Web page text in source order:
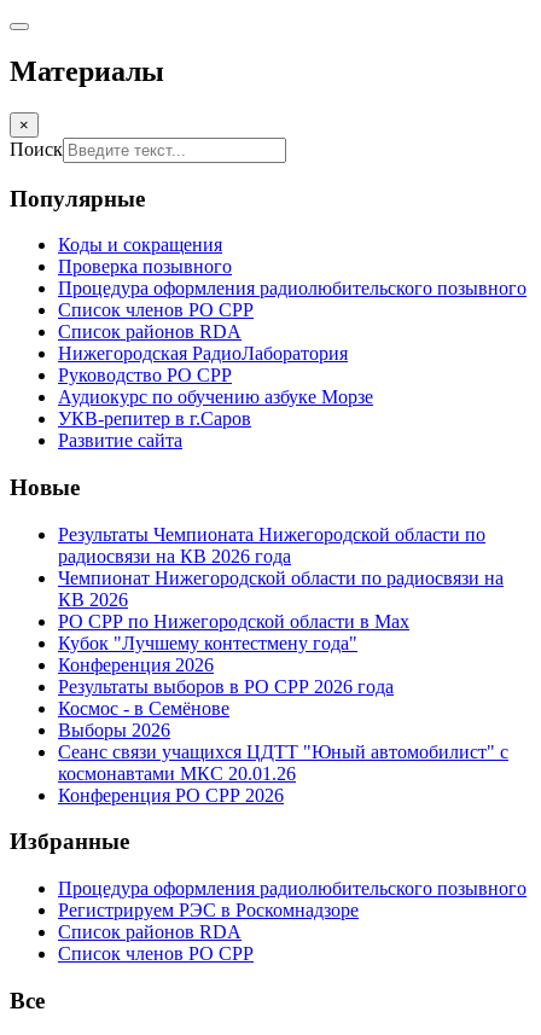
Материалы
×
Поиск
Популярные
Коды и сокращения
Проверка позывного
Процедура оформления радиолюбительского позывного
Список членов РО СРР
Список районов RDA
Нижегородская РадиоЛаборатория
Руководство РО СРР
Аудиокурс по обучению азбуке Морзе
УКВ-репитер в г.Саров
Развитие сайта
Новые
Результаты Чемпионата Нижегородской области по
радиосвязи на КВ 2026 года
Чемпионат Нижегородской области по радиосвязи на
КВ 2026
РО СРР по Нижегородской области в Max
Кубок "Лучшему контестмену года"
Конференция 2026
Результаты выборов в РО СРР 2026 года
Космос - в Семёнове
Выборы 2026
Сеанс связи учащихся ЦДТТ "Юный автомобилист" с
космонавтами МКС 20.01.26
Конференция РО СРР 2026
Избранные
Процедура оформления радиолюбительского позывного
Регистрируем РЭС в Роскомнадзоре
Список районов RDA
Список членов РО СРР
Все